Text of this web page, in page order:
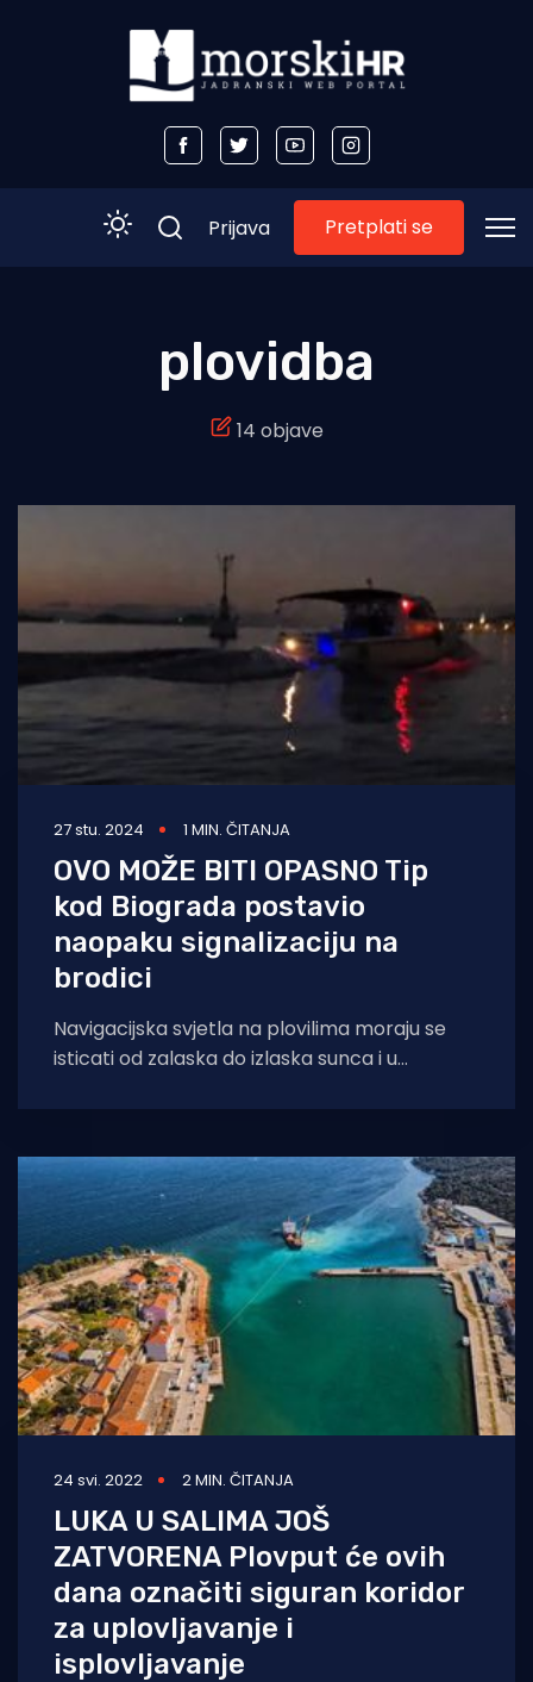
Pomorstvo
Ribolov
Ekologija
Tradicija i kultura
Prijava Pretplati se
plovidba
14 objave
27 stu. 2024 1 MIN. ČITANJA
OVO MOŽE BITI OPASNO Tip
kod Biograda postavio
naopaku signalizaciju na
brodici
Navigacijska svjetla na plovilima moraju se
isticati od zalaska do izlaska sunca i u
24 svi. 2022 2 MIN. ČITANJA
LUKA U SALIMA JOŠ
ZATVORENA Plovput će ovih
dana označiti siguran koridor
za uplovljavanje i
isplovljavanje